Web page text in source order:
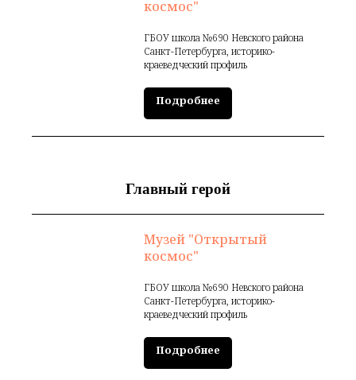
космос"
ГБОУ школа №690 Невского района
Санкт-Петербурга, историко-
краеведческий профиль
Подробнее
Главный герой
Музей "Открытый
космос"
ГБОУ школа №690 Невского района
Санкт-Петербурга, историко-
краеведческий профиль
Подробнее